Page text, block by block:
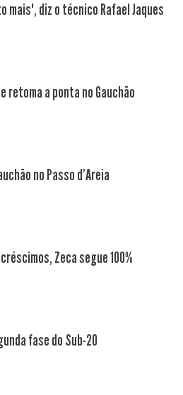
mais", diz o técnico Rafael Jaques
retoma a ponta no Gauchão
no Passo d'Areia
Zeca segue 100%
fase do Sub-20